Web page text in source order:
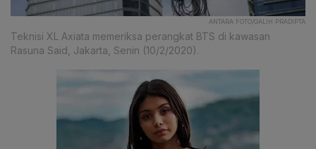
ANTARA FOTO/GALIH PRADIPTA
Teknisi XL Axiata memeriksa perangkat BTS di kawasan
Rasuna Said, Jakarta, Senin (10/2/2020).